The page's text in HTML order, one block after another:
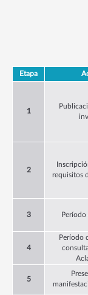
Etapa
1
2
requisitos
3 Período
4
Período
5